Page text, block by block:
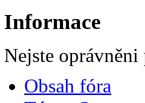
Informace
Nejste
Obsah fóra